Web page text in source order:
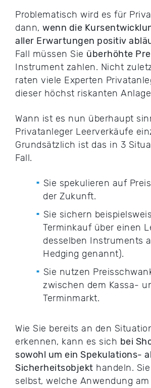
Problematisch wird es für
dann, wenn die
aller Erwartungen positiv
Fall müssen Sie überhöhte
Instrument zahlen. Nicht
raten viele Experten
dieser höchst riskanten
Wann ist es nun überhaupt
Privatanleger Leerverkäufe
Grundsätzlich ist das in 3
Fall.
Sie spekulieren auf
der Zukunft.
Sie sichern
Terminkauf über einen
desselben Instruments
Hedging genannt).
Sie nutzen
zwischen dem Kassa-
Terminmarkt.
Wie Sie bereits an den
erkennen, kann es sich bei
sowohl um ein Spekulations-
Sicherheitsobjekt handeln.
selbst, welche Anwendung